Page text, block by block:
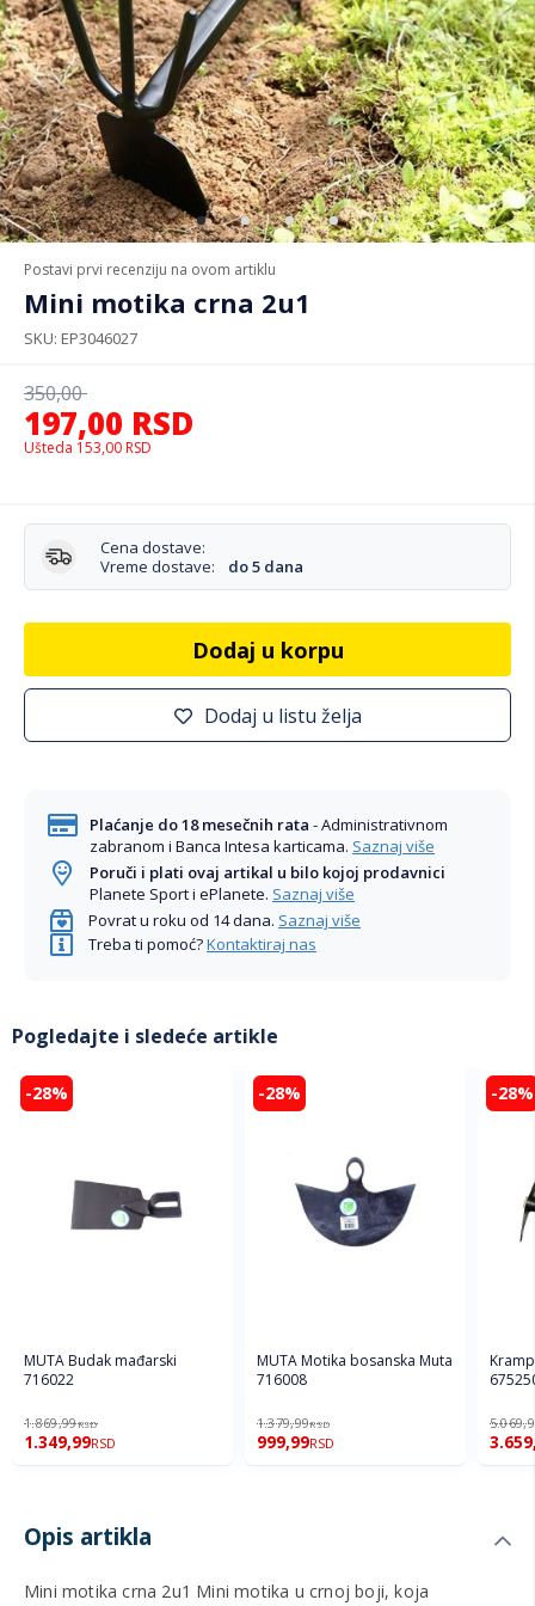
Postavi prvi recenziju na ovom artiklu
Mini motika crna 2u1
SKU EP3046027
197,00 RSD
350,00
Ušteda 153,00 RSD
Cena dostave:
Vreme dostave:
do 5 dana
Dodaj u korpu
Dodaj u listu želja
Plaćanje do 18 mesečnih rata - Administrativnom
zabranom i Banca Intesa karticama. Saznaj više
Poruči i plati ovaj artikal u bilo kojoj prodavnici
Planete Sport i ePlanete. Saznaj više
Povrat u roku od 14 dana. Saznaj više
Treba ti pomoć?Kontaktiraj nas
Pogledajte i sledeće artikle
-28%
MUTA Budak mađarski
716022
1.869,99RSD
1.349,99RSD
-28%
MUTA Motika bosanska Muta
716008
1.379,99RSD
999,99RSD
-28%
Opis artikla
Mini motika crna 2u1 Mini motika u crnoj boji, koja